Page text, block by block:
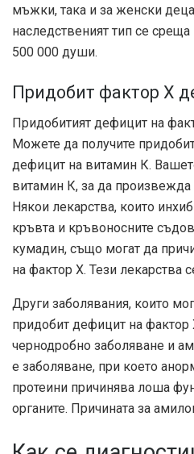
мъжки, така и за женски
наследственият тип се
500 000 души.
Придобит фактор X
Придобитият дефицит на
Можете да получите
дефицит на витамин К.
витамин К, за да произвежда
Някои лекарства, които
кръвта и кръвоносните
кумадин, също могат да
на фактор X. Тези лекарства
Други заболявания, които
придобит дефицит на
чернодробно заболяване и
е заболяване, при което
протеини причинява лоша
органите. Причината за